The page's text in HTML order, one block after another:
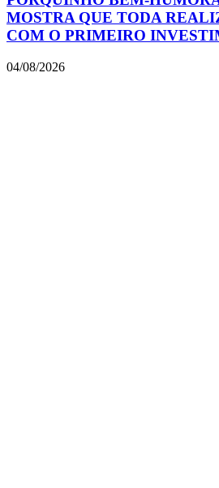
MOSTRA QUE TODA
COM O PRIMEIRO
04/08/2026